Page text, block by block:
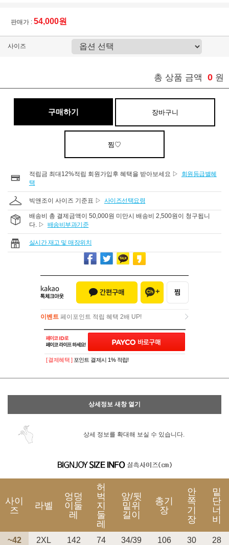
판매가 : 54,000원
사이즈
총 상품 금액 0 원
구매하기 장바구니
찜♡
적립금 최대12%적립 회원가입후 혜택을 받아보세요 ▷
회원등급별혜
택
빅앤조이 사이즈 기준표 ▷ 사이즈선택요령
배송비 총 결제금액이 50,000원 미만시 배송비 2,500원이 청구됩니
다. ▷ 배송비부과기준
실시간 재고 및 매장위치
이벤트 페이포인트 적립 혜택 2배 UP!
이벤트페이포인트 적립 혜택 2배 UP!
[ 결제혜택 ] 포인트 결제시 1% 적립!
상세정보 새창 열기
상세 정보를 확대해 보실 수 있습니다.
사이
즈
라벨
엉덩
이둘
레
허
벅
지
둘
레
앞/뒷
밑위
길이
총기
장
안
쪽
기
장
밑
단
너
비
~42 2XL 142 74 34/39 106 30
28